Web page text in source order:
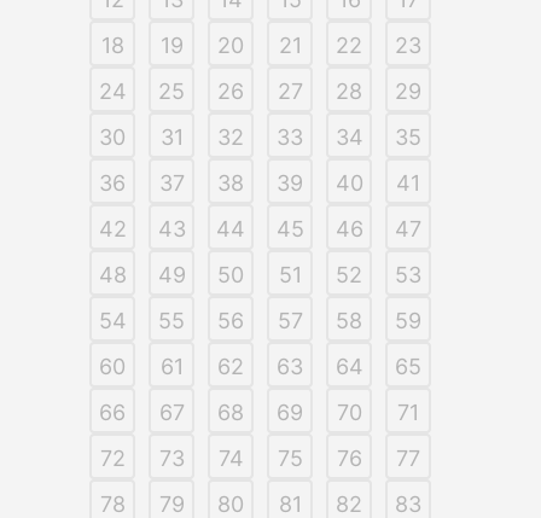
18
19 20 21 22
23
24
25 26 27 28
29
30
31 32 33 34
35
36
37 38 39 40
41
42
43 44 45 46
47
48
49 50 51 52
53
54
55 56 57 58
59
60
61 62 63 64
65
66
67 68 69 70
71
72
73 74 75 76
77
78
79 80 81 82
83